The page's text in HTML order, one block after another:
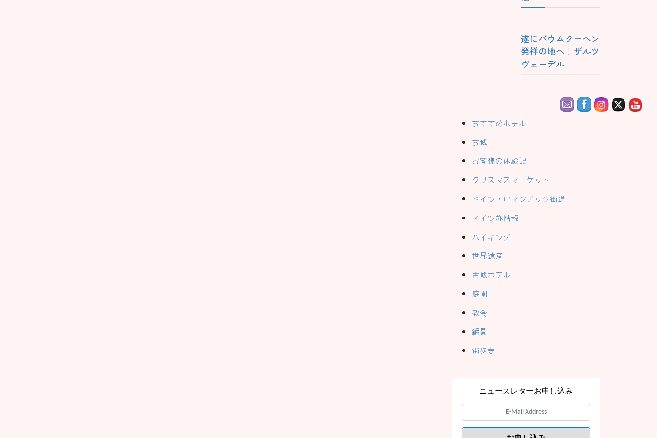
遂にバウムクーヘン
発祥の地へ！ザルツ
ヴェーデル
おすすめホテル
お城
お客様の体験記
クリスマスマーケット
ドイツ・ロマンチック街道
ドイツ旅情報
ハイキング
世界遺産
古城ホテル
庭園
教会
絶景
街歩き
ニュースレターお申し込み